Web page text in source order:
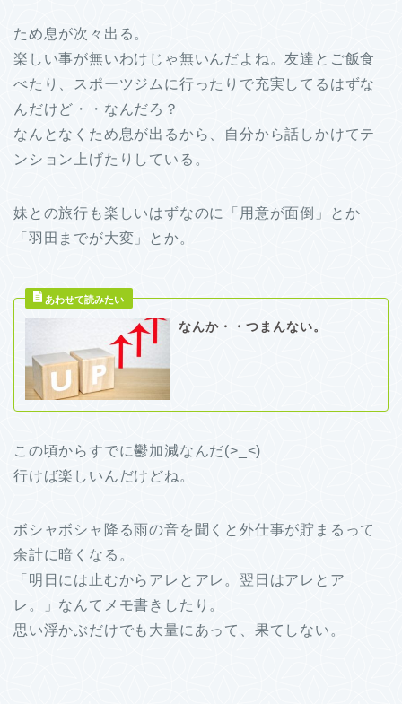
ため息が次々出る。
楽しい事が無いわけじゃ無いんだよね。友達とご飯食
べたり、スポーツジムに行ったりで充実してるはずな
んだけど・・なんだろ？
なんとなくため息が出るから、自分から話しかけてテ
ンション上げたりしている。
妹との旅行も楽しいはずなのに「用意が面倒」とか
「羽田までが大変」とか。
なんか・・つまんない。
この頃からすでに鬱加減なんだ(>_<)
行けば楽しいんだけどね。
ボシャボシャ降る雨の音を聞くと外仕事が貯まるって
余計に暗くなる。
「明日には止むからアレとアレ。翌日はアレとア
レ。」なんてメモ書きしたり。
思い浮かぶだけでも大量にあって、果てしない。